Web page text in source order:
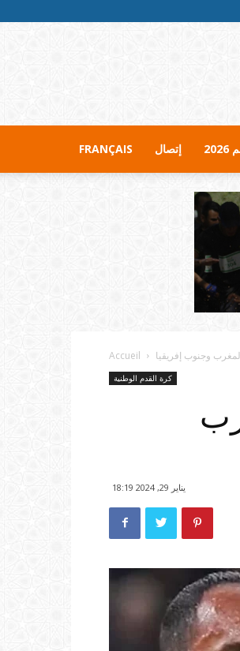
FRANÇAIS إتصال
Accueil وجنوب إفريقيا
كرة القدم الوطنية
يناير 29, 2024 18:19